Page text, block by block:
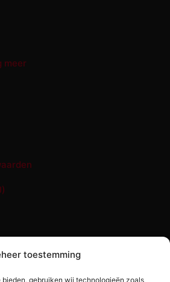
toestemming
bieden, gebruiken wij technologieën zoals
meer